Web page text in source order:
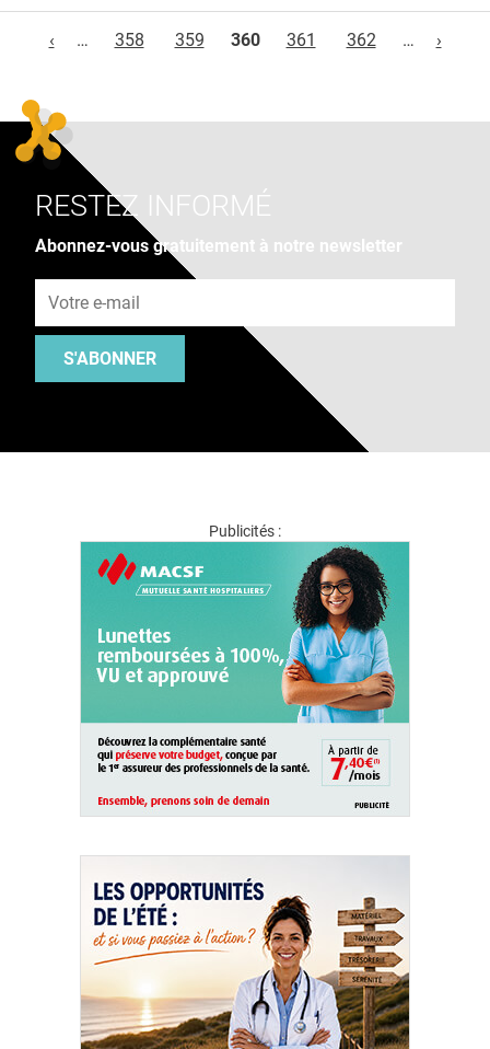
‹
… 358 359 360 361 362 … ›
RESTEZ INFORMÉ
Abonnez-vous gratuitement à notre newsletter
S'ABONNER
Publicités :